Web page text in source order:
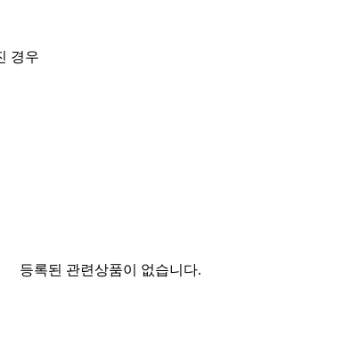
경우
등록된 관련상품이 없습니다.